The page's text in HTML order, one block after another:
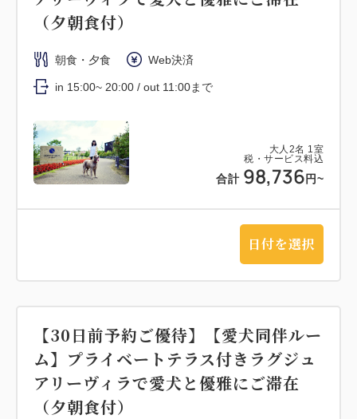
大人 2名 1 室
税・サービス料込
合計 98,736 円~
（夕朝食付）
朝食・夕食 Web決済
in 15:00~ 20:00 / out 11:00まで
日付を選択
【30日前予約ご優待】【愛犬同伴ルー
ム】プライベートテラス付きラグジュ
アリーヴィラで愛犬と優雅にご滞在
（夕朝食付）